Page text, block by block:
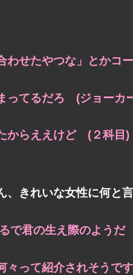
わせたやつな」とか
ってるだろ (ジョーカ
からええけど (２科目)
、きれいな女性に何と
で君の生え際のよう
々って紹介されそうで